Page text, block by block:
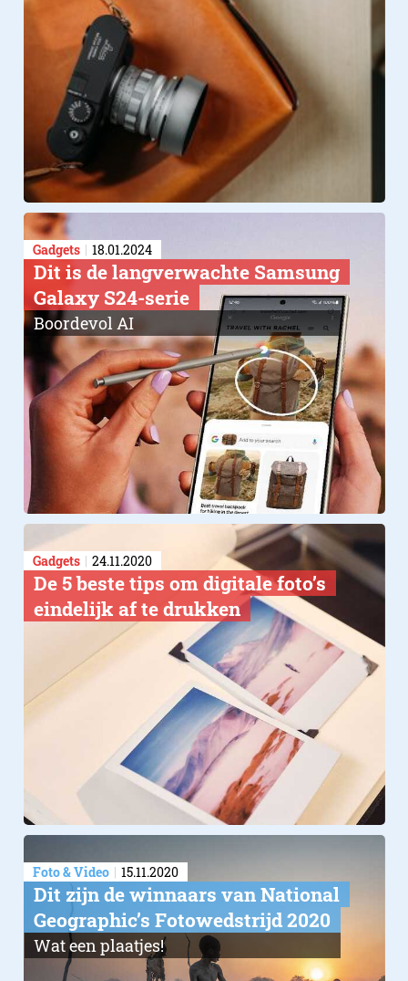
Gadgets 18.01.2024
Dit is de langverwachte Samsung
Galaxy S24-serie
Boordevol AI
Gadgets 24.11.2020
De 5 beste tips om digitale foto’s
eindelijk af te drukken
Foto & Video 15.11.2020
Dit zijn de winnaars van National
Geographic’s Fotowedstrijd 2020
Wat een plaatjes!